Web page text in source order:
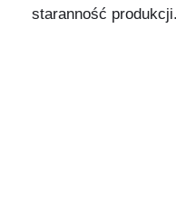
staranność produkcji.